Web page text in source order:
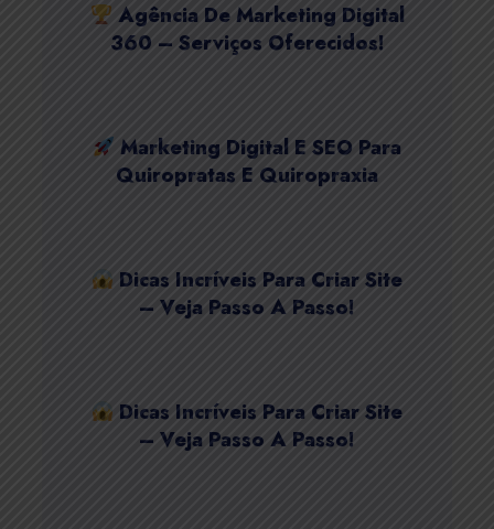
Agência De Marketing Digital
360 – Serviços Oferecidos!
Marketing Digital E SEO Para
Quiropratas E Quiropraxia
Dicas Incríveis Para Criar Site
– Veja Passo A Passo!
Dicas Incríveis Para Criar Site
– Veja Passo A Passo!